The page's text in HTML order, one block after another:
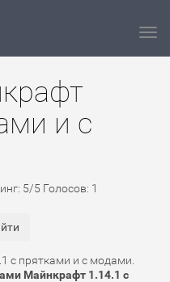
и с
5/5 Голосов: 1
с прятками и с модами.
Майнкрафт 1.14.1 с